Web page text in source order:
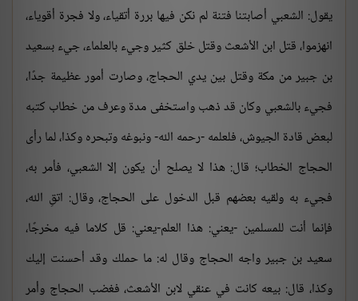
يقول: الشعبي أصابتنا فتنة لم نكن فيها بررة أتقياء، ولا فجرة أقوياء،
انهزموا، قتل ابن الأشعث وقتل خلق كثير وجيء بالعلماء، جيء بسعيد
بن جبير من مكة وقتل بين يدي الحجاج، وصارت أمور عظيمة جدًا،
فجيء بالشعبي وكان قد ذهب واستخفى مدة وعرف من خطاب كتبه
لبعض قادة الجيوش، فلعلمه -رحمه الله- ونبوغه وتبحره وكذا، لما رأى
الحجاج الخطاب؛ قال: هذا لا يصلح أن يكون إلا الشعبي، فأمر به،
فجيء به ولقيه بعضهم قبل الدخول على الحجاج، وقال: اتقِ الله،
فإنما أنت للمسلمين -يعني: هذا العلم-يعني: قل كلاما فيه مخرجًا،
سعيد بن جبير واجه الحجاج وقال له: ما حملك وقد أحسنت إليك
وكذا، قال: بيعه كانت في عنقي لابن الأشعث، فغضب الحجاج وأمر